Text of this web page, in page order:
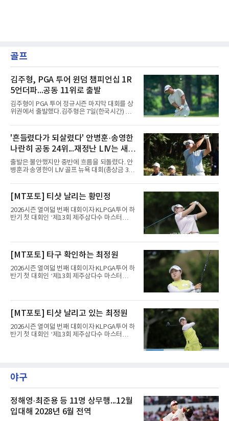
골프
김주형, PGA 투어 윈덤 챔피언십 1R
5언더파...공동 11위로 출발
김주형이 PGA 투어 정규시즌 마지막 대회를 상
위권에서 출발했다.김주형은 7일(한국시간) 미
리클럽(파70)에서 열린 윈덤 챔피언십(총상금
850만 달러) 1라운드에서 버디 7개와 보기 2개
로 5언더파 65타를 쳤다. 일몰로 12명이 라운드
를 마치지 못한 가운데 선두 보 호슬러(미국·9언
더파 61타)에 4타 뒤진 공동 11위다.의미는 페덱
스컵 랭킹에 있다. 지난달 스코틀랜드 오픈 우승
으로 34위까지 올라선 그는 플레이오프 진출선
도가 낮아 그린을 여섯 차례 놓쳤지만, 그린 적
'흔들렸다가 되살렸다' 안병훈·송영한
나란히 공동 24위...재정난 LIV는 새
투자처 찾는다
출발은 불안했지만 중반에 흐름을 되돌렸다. 안
병훈과 송영한이 LIV 골프 뉴욕 대회(총상금 3천
병훈은 7일(한국시간) 미국 뉴저지주 베드민스
터의 트럼프 내셔널 골프 클럽 베드민스터(파
71)에서 열린 1라운드에서 버디 3개와 보기 4개
를 묶어 1오버파 72타를 쳤다. 6번 홀(파4)에서
시작해 첫 홀부터 보기를 범하며 불안하게 출발
5) 더블보기에 이어 두 차례 보기로 하위권까지
[MT포토] 티샷 날리는 황민정
2026시즌 열여덟 번째 대회이자 KLPGA투어 하
반기 첫 대회인 ‘제13회 제주삼다수 마스터
트(파72/6,767야드)에서 열리고 있다.6일 현재
1라운드 경기가 펼쳐지고 있다.황민정이 16번
홀에서 경기하고 있다.
[MT포토] 타구 확인하는 최정원
2026시즌 열여덟 번째 대회이자 KLPGA투어 하
반기 첫 대회인 ‘제13회 제주삼다수 마스터
트(파72/6,767야드)에서 열리고 있다.6일 현재
1라운드 경기가 펼쳐지고 있다.최정원이 16번
홀에서 경기하고 있다.
[MT포토] 티샷 날리고 있는 최정원
2026시즌 열여덟 번째 대회이자 KLPGA투어 하
반기 첫 대회인 ‘제13회 제주삼다수 마스터
홀에서 경기하고 있다.
야구
정해영·최준용 등 11명 상무행...12월
입대해 2028년 6월 전역